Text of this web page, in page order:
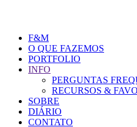
F&M
O QUE FAZEMOS
PORTFOLIO
INFO
PERGUNTAS
RECURSOS &
SOBRE
DIÁRIO
CONTATO